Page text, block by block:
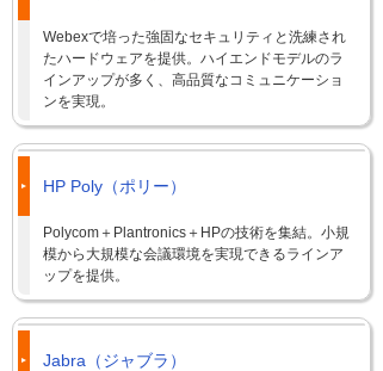
Webexで培った強固なセキュリティと洗練され
たハードウェアを提供。ハイエンドモデルのラ
インアップが多く、高品質なコミュニケーショ
ンを実現。
HP Poly（ポリー）
Polycom＋Plantronics＋HPの技術を集結。小規
模から大規模な会議環境を実現できるラインア
ップを提供。
Jabra（ジャブラ）